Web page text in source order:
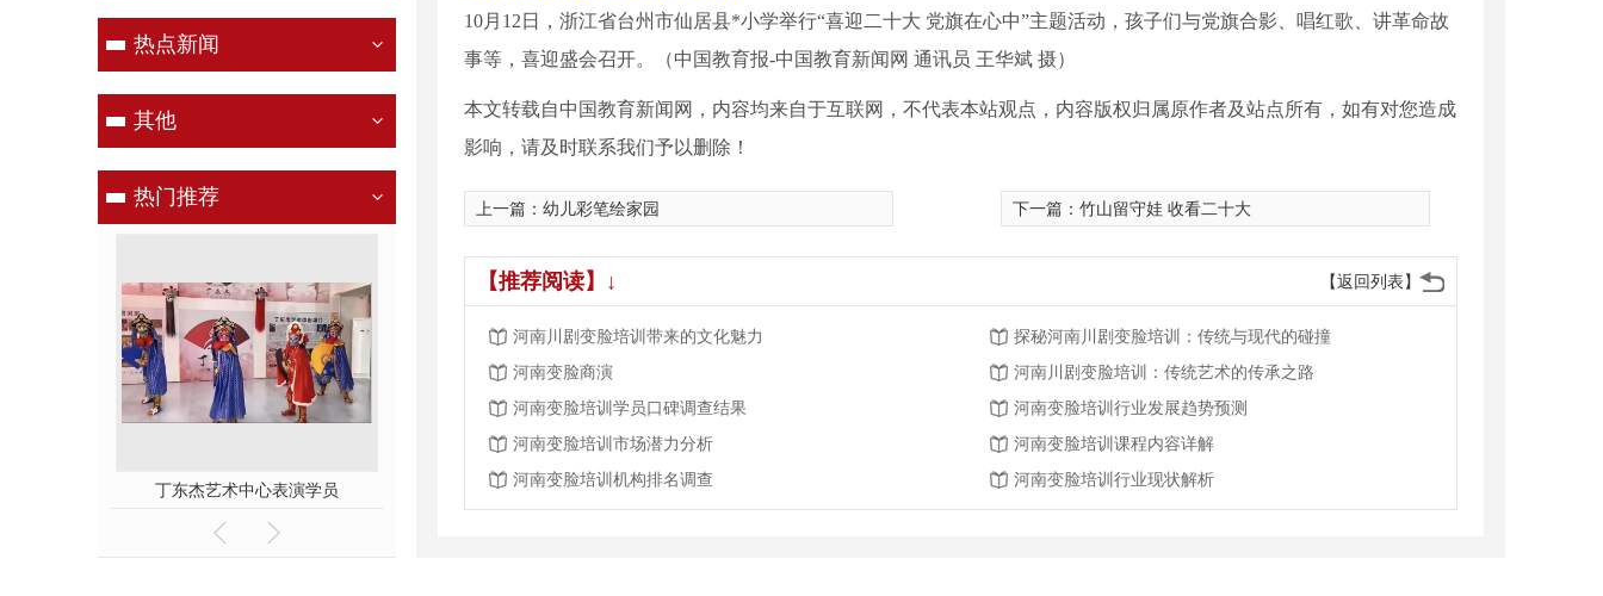
热点新闻
其他
热门推荐
丁东杰艺术中心表演学员 舞台表演
10月12日，浙江省台州市仙居县*小学举行“喜迎二十大 党旗在心中”主题活动，孩子们与党旗合影、唱红歌、讲革命故
事等，喜迎盛会召开。（中国教育报-中国教育新闻网 通讯员 王华斌 摄）
本文转载自中国教育新闻网，内容均来自于互联网，不代表本站观点，内容版权归属原作者及站点所有，如有对您造成
影响，请及时联系我们予以删除！
上一篇： 幼儿彩笔绘家园 下一篇： 竹山留守娃 收看二十大
【返回列表】
【推荐阅读】↓
河南川剧变脸培训带来的文化魅力
探秘河南川剧变脸培训：传统与现代的碰撞
河南变脸商演
河南川剧变脸培训：传统艺术的传承之路
河南变脸培训学员口碑调查结果
河南变脸培训行业发展趋势预测
河南变脸培训市场潜力分析
河南变脸培训课程内容详解
河南变脸培训机构排名调查
河南变脸培训行业现状解析